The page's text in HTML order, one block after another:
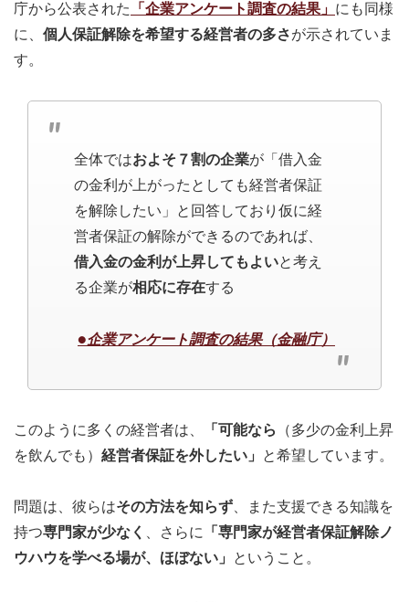
庁から公表された
「企業アンケート調査の結果」 にも同様
に、 個人保証解除を希望する経営者の多さが示されていま
す。
全体ではおよそ７割の企業が「借入金
の金利が上がったとしても経営者保証
を解除したい」と回答しており仮に経
営者保証の解除ができるのであれば、
借入金の金利が上昇してもよいと考え
る企業が相応に存在する
●企業アンケート調査の結果（金融庁）
このように多くの経営者は、 「可能なら
（多少の金利上昇
を飲んでも） 経営者保証を外したい」 と希望しています。
問題は、彼らはその方法を知らず、また支援できる知識を
持つ専門家が少なく 、さらに 「専門家が経営者保証解除ノ
ウハウを学べる場が、ほぼない」
ということ。